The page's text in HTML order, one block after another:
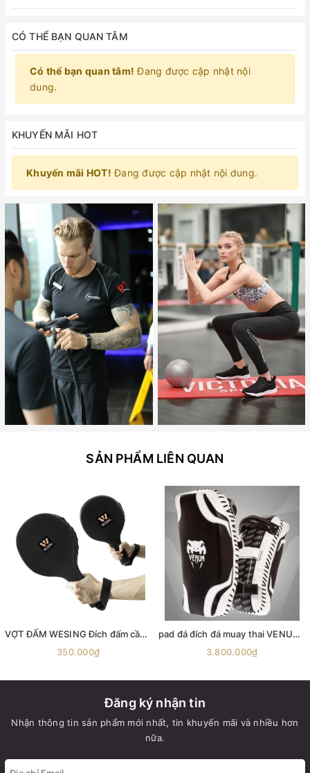
CÓ THỂ BẠN QUAN TÂM
Có thể bạn quan tâm! Đang được cập nhật nội
dung.
KHUYẾN MÃI HOT
Khuyến mãi HOT! Đang được cập nhật nội dung.
SẢN PHẨM LIÊN QUAN
VỢT ĐẤM WESING Đích đấm cầm tay Wesing cao cấp dùng cho HLV và người tập đấm
350.000₫
pad đá đích đá muay thai VENUM ABSOLUTE KICK PADS
3.800.000₫
Đăng ký nhận tin
Nhận thông tin sản phẩm mới nhất, tin khuyến mãi và nhiều hơn
nữa.